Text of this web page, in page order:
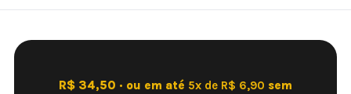
R$ 34,50 · ou em até 5x de R$ 6,90 sem